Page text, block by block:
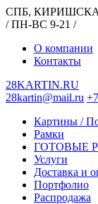
СПБ,
/ ПН-ВС 9-21 /
О компании
Контакты
28KARTIN.RU
28kartin@mail.ru
Картины /
Рамки
ГОТОВЫЕ
Услуги
Доставка и
Портфолио
Распродажа